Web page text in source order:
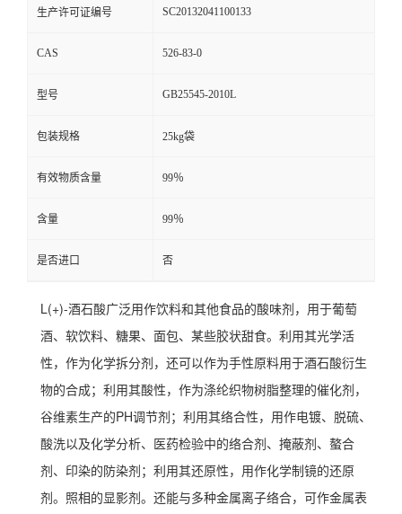
生产许可证编号 SC20132041100133
CAS 526-83-0
型号 GB25545-2010L
包装规格 25kg袋
有效物质含量 99％
含量 99％
是否进口 否
L(+)-酒石酸广泛用作饮料和其他食品的酸味剂，用于葡萄
酒、软饮料、糖果、面包、某些胶状甜食。利用其光学活
性，作为化学拆分剂，还可以作为手性原料用于酒石酸衍生
物的合成；利用其酸性，作为涤纶织物树脂整理的催化剂，
谷维素生产的PH调节剂；利用其络合性，用作电镀、脱硫、
酸洗以及化学分析、医药检验中的络合剂、掩蔽剂、螯合
剂、印染的防染剂；利用其还原性，用作化学制镜的还原
剂。照相的显影剂。还能与多种金属离子络合，可作金属表